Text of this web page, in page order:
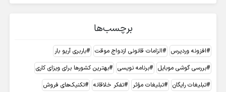
برچسب‌ها
افزونه وردپرس الزامات قانونی ازدواج موقت
باربری آریو بار
بررسی گوشی موبایل
برنامه نویسی
بهترین کشورها برای ویزای کاری
تبلیغات رایگان
تبلیغات مؤثر تفکر خلاقانه
تکنیک‌های فروش